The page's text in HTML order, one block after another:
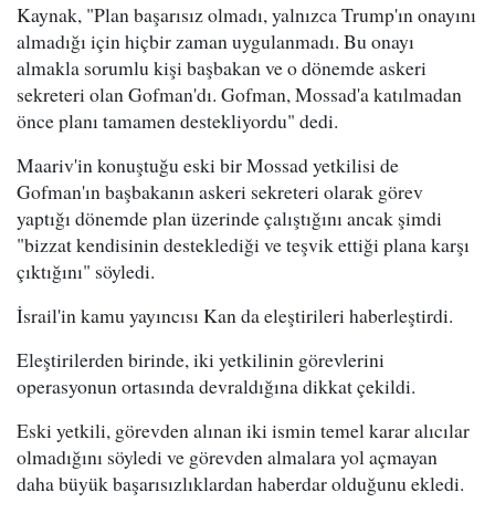
Kaynak, "Plan başarısız olmadı, yalnızca Trump'ın onayını
almadığı için hiçbir zaman uygulanmadı. Bu onayı
almakla sorumlu kişi başbakan ve o dönemde askeri
sekreteri olan Gofman'dı. Gofman, Mossad'a katılmadan
önce planı tamamen destekliyordu" dedi.
Maariv'in konuştuğu eski bir Mossad yetkilisi de
Gofman'ın başbakanın askeri sekreteri olarak görev
yaptığı dönemde plan üzerinde çalıştığını ancak şimdi
"bizzat kendisinin desteklediği ve teşvik ettiği plana karşı
çıktığını" söyledi.
İsrail'in kamu yayıncısı Kan da eleştirileri haberleştirdi.
Eleştirilerden birinde, iki yetkilinin görevlerini
operasyonun ortasında devraldığına dikkat çekildi.
Eski yetkili, görevden alınan iki ismin temel karar alıcılar
olmadığını söyledi ve görevden almalara yol açmayan
daha büyük başarısızlıklardan haberdar olduğunu ekledi.